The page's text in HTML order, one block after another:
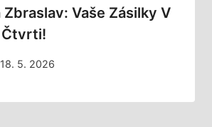
Vaše Zásilky V
18. 5. 2026